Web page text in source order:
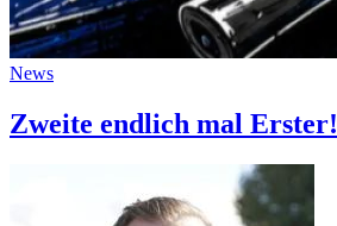
News
Zweite endlich mal Erster!